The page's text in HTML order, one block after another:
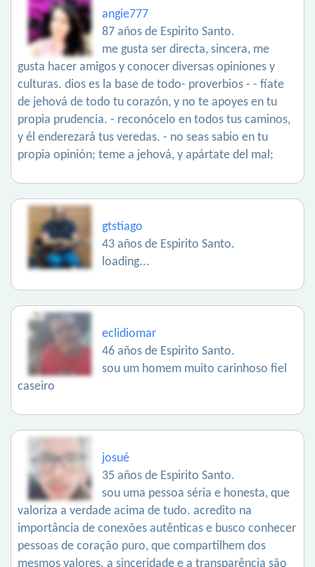
angie777
87 años de Espirito Santo.
me gusta ser directa, sincera, me
gusta hacer amigos y conocer diversas opiniones y
culturas. dios es la base de todo- proverbios - - fíate
de jehová de todo tu corazón, y no te apoyes en tu
propia prudencia. - reconócelo en todos tus caminos,
y él enderezará tus veredas. - no seas sabio en tu
propia opinión; teme a jehová, y apártate del mal;
gtstiago
43 años de Espirito Santo.
loading...
eclidiomar
46 años de Espirito Santo.
sou um homem muito carinhoso fiel
caseiro
josué
35 años de Espirito Santo.
sou uma pessoa séria e honesta, que
valoriza a verdade acima de tudo. acredito na
importância de conexões autênticas e busco conhecer
pessoas de coração puro, que compartilhem dos
mesmos valores. a sinceridade e a transparência são